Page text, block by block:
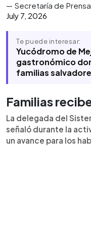
— Secretaría de
July 7, 2026
Te puede interesar:
Yucódromo de
gastronómico
familias
Familias
La delegada del
señaló durante la
un avance para los